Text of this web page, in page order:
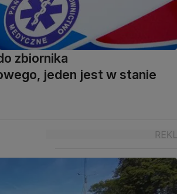
zbiornika
jeden jest w stanie